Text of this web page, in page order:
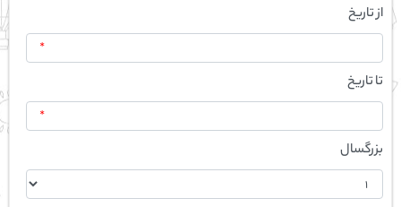
از تاریخ
*
تا تاریخ
*
بزرگسال